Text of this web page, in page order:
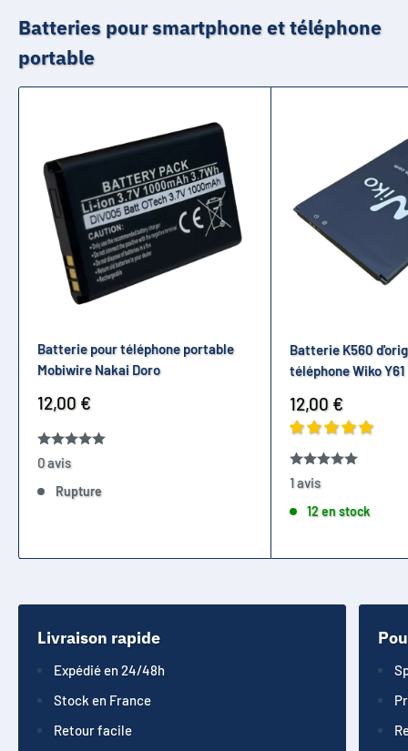
Batteries pour smartphone et téléphone
portable
Batterie pour téléphone portable
Mobiwire Nakai Doro
Prix
réduit
12,00 €
0 avis
Rupture
Batterie K560
téléphone Wiko Y61
Prix
réduit
12,00 €
1 avis
12 en stock
Livraison rapide
Expédié en 24/48h
Stock en France
Retour facile